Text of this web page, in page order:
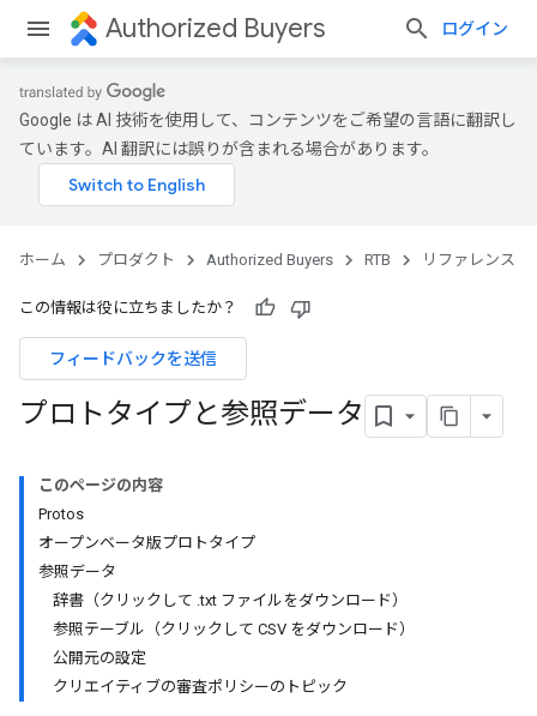
Authorized Buyers ログイン
Google は AI 技術を使用して、コンテンツをご希望の言語に翻訳し
ています。AI 翻訳には誤りが含まれる場合があります。
ホーム プロダクト Authorized Buyers RTB リファレンス
この情報は役に立ちましたか？
フィードバックを送信
プロトタイプと参照データ
このページの内容
Protos
オープンベータ版プロトタイプ
参照データ
辞書（クリックして .txt ファイルをダウンロード）
参照テーブル（クリックして CSV をダウンロード）
公開元の設定
クリエイティブの審査ポリシーのトピック